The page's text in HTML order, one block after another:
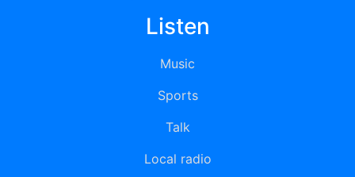
Listen
Music
Sports
Talk
Local radio